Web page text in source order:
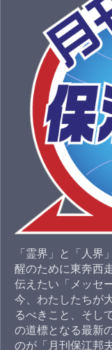
「霊界」と「人界
醒のために東奔西
伝えたい「メッセ
今、わたしたちが
るべきこと、そし
の道標となる最新
のが「月刊保江邦